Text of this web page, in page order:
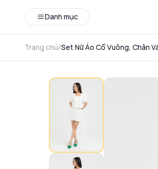
Danh mục
Trang chủ/Set Nữ Áo Cổ Vuông, Chân